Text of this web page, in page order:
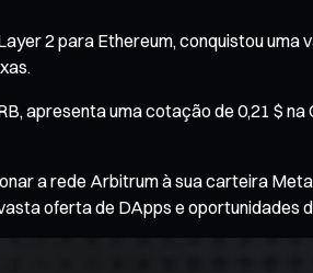
2 para Ethereum, conquistou
apresenta uma cotação de 0,21 $
a rede Arbitrum à sua carteira
oferta de DApps e oportunidades